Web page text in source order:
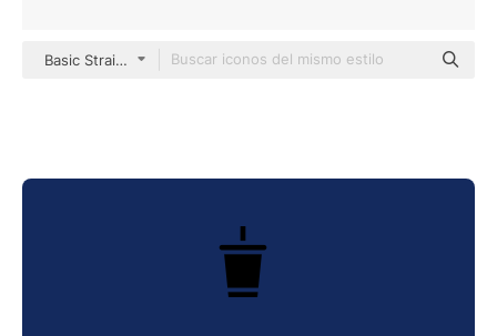
Basic Straight Filled